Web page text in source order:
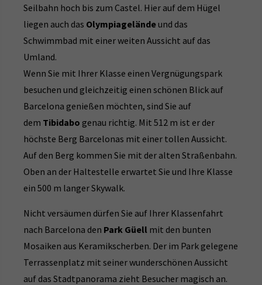
Seilbahn hoch bis zum Castel. Hier auf dem Hügel
liegen auch das Olympiageländeund das
Schwimmbad mit einer weiten Aussicht auf das
Umland.
Wenn Sie mit Ihrer Klasse einen Vergnügungspark
besuchen und gleichzeitig einen schönen Blick auf
Barcelona genießen möchten, sind Sie auf
dem Tibidabo genau richtig. Mit 512 m ist er der
höchste Berg Barcelonas mit einer tollen Aussicht.
Auf den Berg kommen Sie mit der alten Straßenbahn.
Oben an der Haltestelle erwartet Sie und Ihre Klasse
ein 500 m langer Skywalk.
Nicht versäumen dürfen Sie auf Ihrer Klassenfahrt
nach Barcelona den Park Güell mit den bunten
Mosaiken aus Keramikscherben. Der im Park gelegene
Terrassenplatz mit seiner wunderschönen Aussicht
auf das Stadtpanorama zieht Besucher magisch an.